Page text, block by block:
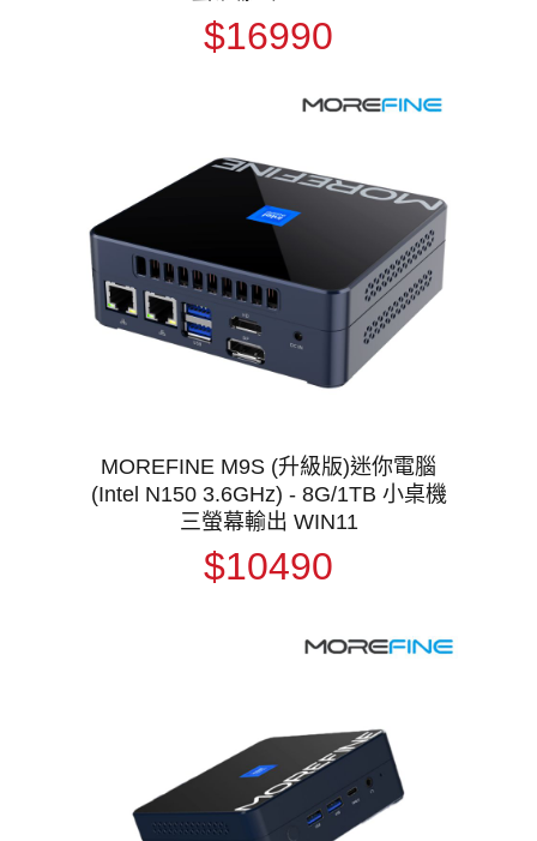
$16990
MOREFINE M9S (升級版)迷你電腦
(Intel N150 3.6GHz) - 8G/1TB 小桌機
三螢幕輸出 WIN11
$10490